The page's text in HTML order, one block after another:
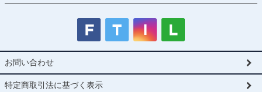
お問い合わせ
特定商取引法に基づく表示